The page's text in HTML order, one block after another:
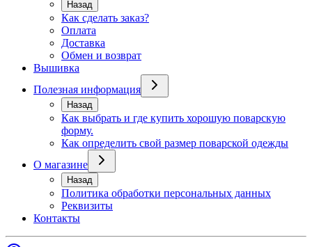
Назад
Как сделать заказ?
Оплата
Доставка
Обмен и возврат
Вышивка
Полезная информация
Назад
Как выбрать и где купить хорошую поварскую
форму.
Как определить свой размер поварской одежды
О магазине
Назад
Политика обработки персональных данных
Реквизиты
Контакты